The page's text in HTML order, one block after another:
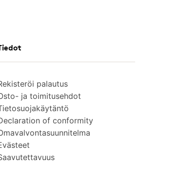
palautus
ja toimitusehdot
of conformity